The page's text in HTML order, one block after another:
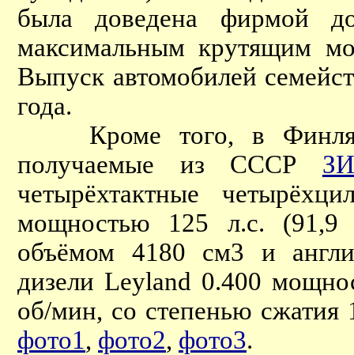
была доведена фирмой
максимальным крутящим
Выпуск автомобилей
года.
Кроме того, в
получаемые из СССР
четырёхтактные
мощностью 125 л.с.
объёмом 4180 см3 и
дизели Leyland 0.400
об/мин, со степенью
фото1, фото2, фото3.